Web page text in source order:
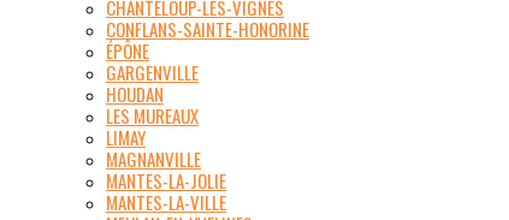
CHANTELOUP-LES-VIGNES
CONFLANS-SAINTE-HONORINE
ÉPÔNE
GARGENVILLE
HOUDAN
LES MUREAUX
LIMAY
MAGNANVILLE
MANTES-LA-JOLIE
MANTES-LA-VILLE